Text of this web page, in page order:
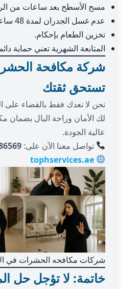
مسح الأسطح بعد ساعات من
عدم غسل الجدران لمدة 48 ساعة.
تخزين الطعام بإحكام.
المتابعة الشهرية تعني حماية
شركة مكافحة
تستحق ثقتك
نحن لا نعدك فقط بالقضاء على
لك الأمان وراحة البال بضمان
عالية الجودة.
تواصل معنا الآن على:
tophservices.ae
شركات مكافحه الحشرات في
خاتمة: لا تؤجل حل